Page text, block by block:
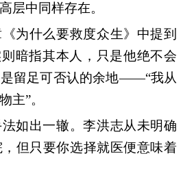
层中同样存在。
《为什么要救度众生》中提到
暗指其本人 ， 只是他绝不会
留足可否认的余地——“我从
主”。
如出一辙。李洪志从未明确
， 但只要你选择就医便意味着